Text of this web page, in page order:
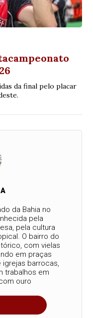
da final pelo placar
da Bahia no
pela
pela cultura
O bairro do
com vielas
em praças
barrocas,
trabalhos em
ouro